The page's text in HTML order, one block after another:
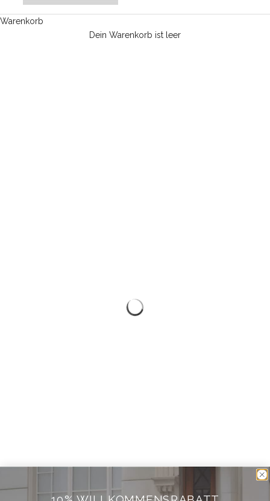
Warenkorb
Dein Warenkorb ist leer